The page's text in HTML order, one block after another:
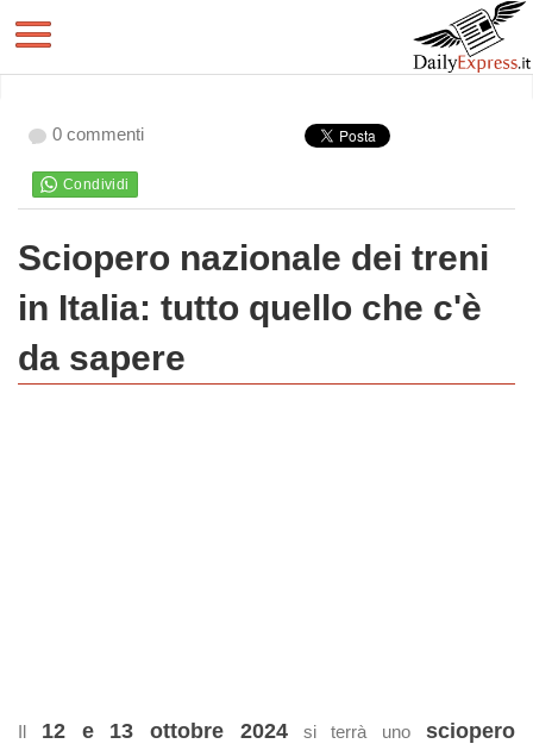
0 commenti
Sciopero nazionale dei treni
in Italia: tutto quello che c'è
da sapere
Il 12 e 13 ottobre 2024si terrà unosciopero